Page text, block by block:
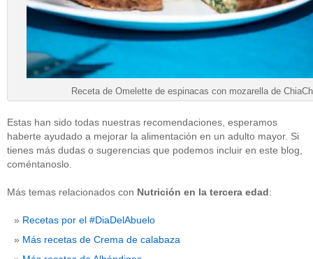
Receta de Omelette de espinacas con mozarella de
Estas han sido todas nuestras recomendaciones, esperamos
haberte ayudado a mejorar la alimentación en un adulto mayor. Si
tienes más dudas o sugerencias que podemos incluir en este blog,
coméntanoslo.
Más temas relacionados con Nutrición en la tercera edad:
Recetas por el #DiaDelAbuelo
Más recetas de Crema de calabaza